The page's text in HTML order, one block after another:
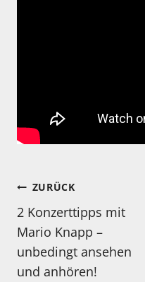
ZURÜCK
2 Konzerttipps mit
Mario Knapp –
unbedingt ansehen
und anhören!